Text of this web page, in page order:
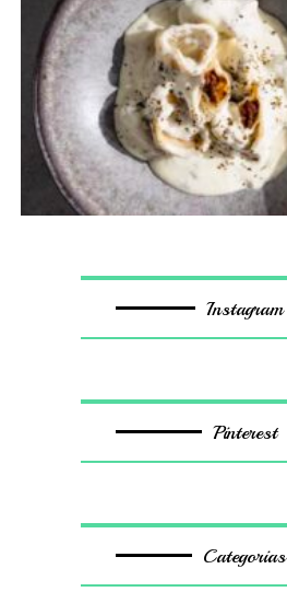
Instagram
Pinterest
Categorias